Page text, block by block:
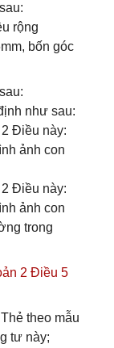
rộng
bốn góc
như sau:
Điều này:
ảnh con
Điều này:
ảnh con
trong
2 Điều 5
theo mẫu
tư này;